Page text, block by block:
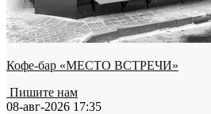
Кофе-бар «МЕСТО ВСТРЕЧИ»
Пишите нам
08-авг-2026 17:35